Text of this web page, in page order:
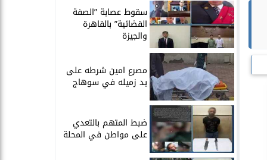
سقوط عصابة ”الصفة
القضائية” بالقاهرة
والجيزة
مصرع امين شرطه على
يد زميله في سوهاج
​ضبط المتهم بالتعدي
على مواطن في المحلة